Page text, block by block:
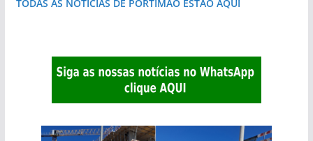
TODAS AS NOTÍCIAS DE PORTIMÃO ESTÃO AQUI